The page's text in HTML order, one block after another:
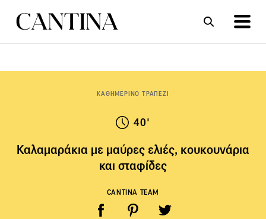
ΚΑΘΗΜΕΡΙΝΟ ΤΡΑΠΕΖΙ
40'
Καλαμαράκια με μαύρες ελιές, κουκουνάρια
και σταφίδες
CANTINA TEAM